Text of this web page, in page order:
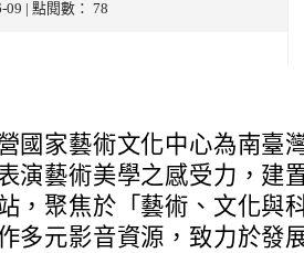
09 | 點閱數： 78
國家藝術文化中心為南臺
演藝術美學之感受力，建
，聚焦於「藝術、文化與
多元影音資源，致力於發